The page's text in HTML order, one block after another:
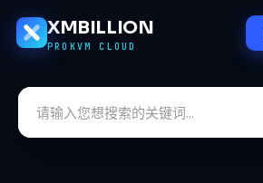
XMBILLION
PROKVM CLOUD